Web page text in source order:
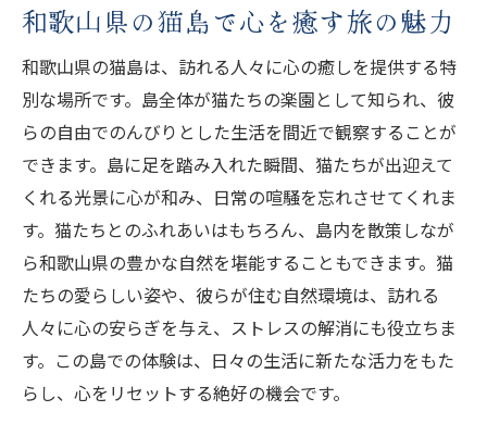
和歌山県、猫島の魅力的な発見
和歌山県の猫島で猫と触れ合う
猫好き注目の和歌山県猫島情報
和歌山県猫島で特別な猫体験
猫好き必見の和歌山県猫島の魅力
和歌山県の猫島秘話を探る旅
和歌山県猫島の知られざる物語
和歌山県の猫島で秘話を発掘
和歌山県猫島の興味深い歴史
猫島で和歌山県の秘話を探る
和歌山県猫島の知られざる魅力
和歌山県の猫島で心を癒す旅の魅力
和歌山県の猫島は、訪れる人々に心の癒しを提供する特
別な場所です。島全体が猫たちの楽園として知られ、彼
らの自由でのんびりとした生活を間近で観察することが
できます。島に足を踏み入れた瞬間、猫たちが出迎えて
くれる光景に心が和み、日常の喧騒を忘れさせてくれま
す。猫たちとのふれあいはもちろん、島内を散策しなが
ら和歌山県の豊かな自然を堪能することもできます。猫
たちの愛らしい姿や、彼らが住む自然環境は、訪れる
人々に心の安らぎを与え、ストレスの解消にも役立ちま
す。この島での体験は、日々の生活に新たな活力をもた
らし、心をリセットする絶好の機会です。